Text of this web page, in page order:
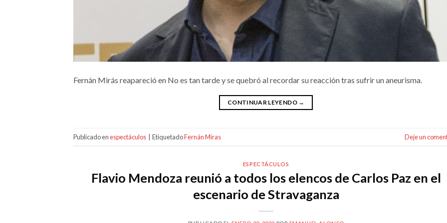
Fernán Mirás reapareció en No es tan tarde y se quebró al recordar su reacción tras sufrir un aneurisma.
CONTINUAR LEYENDO →
Publicado enespectáculos EtiquetadoFernán Miras Deje un
ESPECTÁCULOS
Flavio Mendoza reunió a todos los elencos de Carlos Paz en el
escenario de Stravaganza